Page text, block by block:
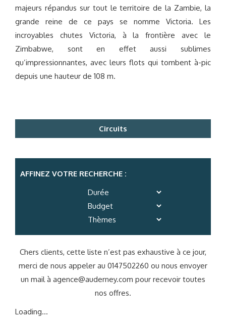
majeurs répandus sur tout le territoire de la Zambie, la
grande reine de ce pays se nomme Victoria. Les
incroyables chutes Victoria, à la frontière avec le
Zimbabwe, sont en effet aussi sublimes
qu’impressionnantes, avec leurs flots qui tombent à-pic
depuis une hauteur de 108 m.
Circuits
AFFINEZ VOTRE RECHERCHE :
Chers clients, cette liste n’est pas exhaustive à ce jour,
merci de nous appeler au 0147502260 ou nous envoyer
un mail à agence@auderney.com pour recevoir toutes
nos offres.
Loading...